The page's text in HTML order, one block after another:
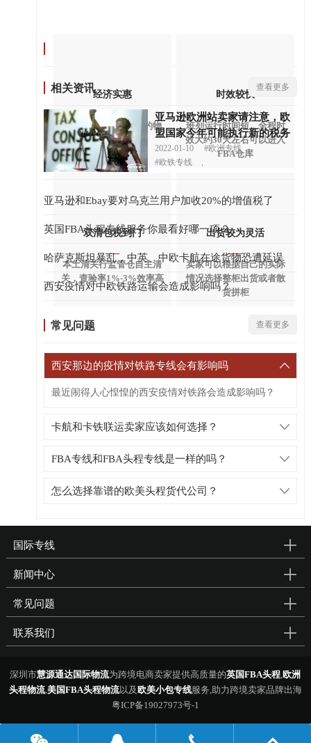
经济实惠
可以为客户节省大量的物
流成本
时效较快
班列运行时间短，全程时
效大约30天左右可以进入
FBA仓库
双清包税到门
本土清关行监管仓自主清
关，查验率1%-3%效率高
出货较为灵活
卖家可以根据自己的实际
情况选择整柜出货或者散
货拼柜
相关资讯 查看更多
亚马逊欧洲站卖家请注意，欧
盟国家今年可能执行新的税务
制度
2022-01-10 #欧洲专线
,
#欧铁专线
,
亚马逊和Ebay要对乌克兰用户加收20%的增值税了
英国FBA头程专线服务你最看好哪一项？
哈萨克斯坦暴乱，中英、中欧卡航在途货物恐遭延误
西安疫情对中欧铁路运输会造成影响吗？
常见问题 查看更多
西安那边的疫情对铁路专线会有影响吗
最近闹得人心惶惶的西安疫情对铁路会造成影响吗？
卡航和卡铁联运卖家应该如何选择？
FBA专线和FBA头程专线是一样的吗？
怎么选择靠谱的欧美头程货代公司？
国际专线
新闻中心
常见问题
联系我们
深圳市慧源通达国际物流为跨境电商卖家提供高质量的英国FBA头程,欧洲
头程物流,美国FBA头程物流以及 欧美小包专线服务,助力跨境卖家品牌出海
粤ICP备19027973号-1